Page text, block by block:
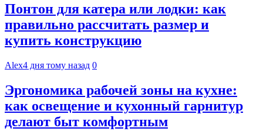
Понтон для катера или лодки: как
правильно рассчитать размер и
купить конструкцию
Alex4 дня тому назад 0
Эргономика рабочей зоны на кухне:
как освещение и кухонный гарнитур
делают быт комфортным